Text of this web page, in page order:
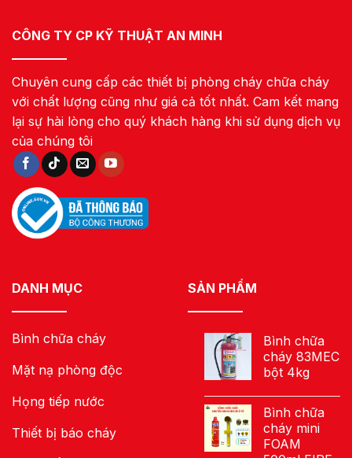
CÔNG TY CP KỸ THUẬT AN MINH
Chuyên cung cấp các thiết bị phòng cháy chữa cháy
với chất lượng cũng như giá cả tốt nhất. Cam kết mang
lại sự hài lòng cho quý khách hàng khi sử dụng dịch vụ
của chúng tôi
DANH MỤC
Bình chữa cháy
Mặt nạ phòng độc
Họng tiếp nước
Thiết bị báo cháy
SẢN PHẨM
Bình chữa
cháy 83MEC
bột 4kg
Bình chữa
cháy mini
FOAM